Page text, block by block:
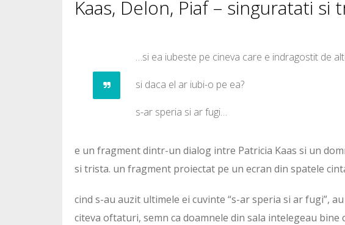
Kaas, Delon, Piaf – singuratati si
…si ea iubeste pe cineva care e indragostit de
si daca el ar iubi-o pe ea?
s-ar speria si ar fugi…
e un fragment dintr-un dialog intre Patricia Kaas si un
si trista. un fragment proiectat pe un ecran din spatele
cind s-au auzit ultimele ei cuvinte “s-ar speria si ar fugi”,
citeva oftaturi, semn ca doamnele din sala intelegeau